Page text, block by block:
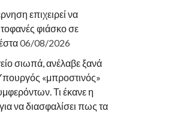
επιχειρεί να
φιάσκο σε
06/08/2026
σιωπά, ανέλαβε ξανά
«μπροστινός»
Τι έκανε η
να διασφαλίσει πως τα